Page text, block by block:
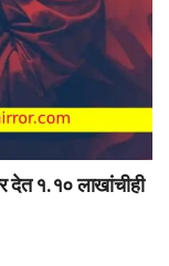
देत १.१० लाखांचीही